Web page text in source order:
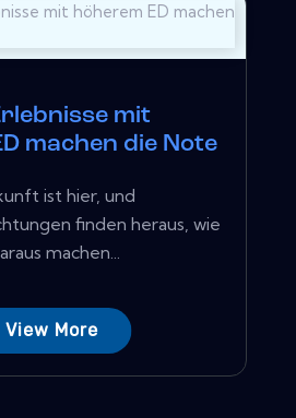
mit
machen die Note
ist hier, und
finden heraus, wie
machen...
View More